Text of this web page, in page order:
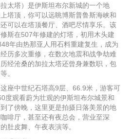
太塔）是伊斯坦布尔新城的一个地
塔顶，你可以远眺博斯普鲁斯海峡和
可以在塔顶餐厅、酒吧尽情享乐。该
斯在507年修建的灯塔，初用木头建
年由热那亚人用石料重建复生，成为
历多次重修，在数次地震和战争劫难
经沧桑的加拉太塔还曾身兼数职，包
。
座中世纪石塔高9层、66.9米，游客可
度观看蔚为壮观的伊斯坦布尔城景和
了傍晚，这里更是拍摄日落美景的地
啡厅，甚至还有夜总会，营业至深
肚皮舞、午夜表演等。